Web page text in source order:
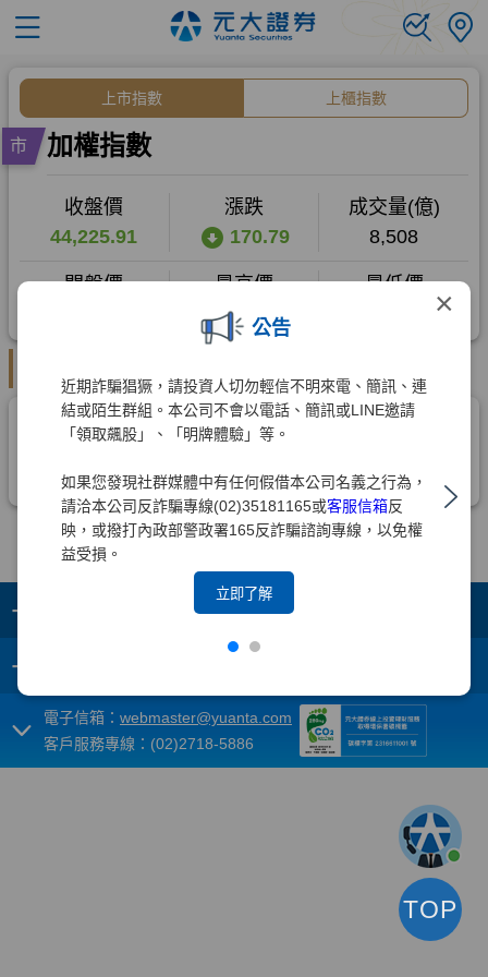
×
公告
近期詐騙猖獗，請投資人切勿輕信不明來電、簡訊、連
結或陌生群組。本公司不會以電話、簡訊或LINE邀請
「領取飆股」、「明牌體驗」等。
如果您發現社群媒體中有任何假借本公司名義之行為，
請洽本公司反詐騙專線(02)35181165或客服信箱反
映，或撥打內政部警政署165反詐騙諮詢專線，以免權
益受損。
立即了解
+
+
電子信箱： webmaster@yuanta.com
客戶服務專線：(02)2718-5886
TOP